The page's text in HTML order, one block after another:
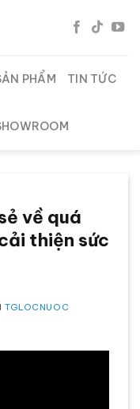
PHẨM TIN TỨC
về quá
thiện sức
TGLOCNUOC